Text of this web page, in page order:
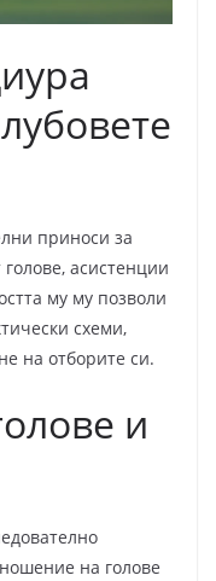
приноси за
асистенции
му му позволи
схеми,
на отборите си.
и
на голове